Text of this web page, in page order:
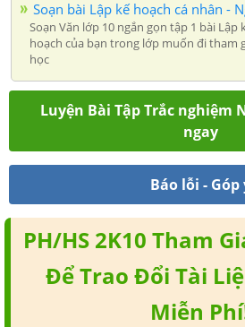
Soạn bài Lập kế hoạch cá nhân -
Soạn Văn lớp 10 ngắn gọn tập 1 bài Lập
hoạch của bạn trong lớp muốn đi tham
học
Luyện Bài Tập Trắc nghiệm
ngay
Báo lỗi - Góp
PH/HS 2K10 Tham
Để Trao Đổi Tài
Miễn